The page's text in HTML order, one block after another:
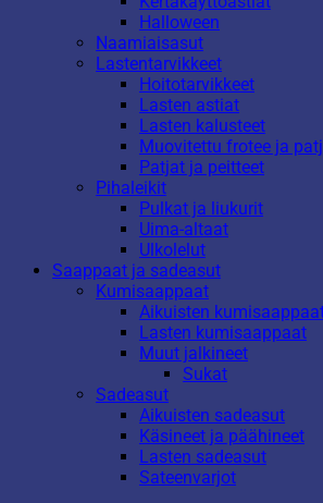
Halloween
Naamiaisasut
Lastentarvikkeet
Hoitotarvikkeet
Lasten astiat
Lasten kalusteet
Muovitettu frotee ja
Patjat ja peitteet
Pihaleikit
Pulkat ja liukurit
Uima-altaat
Ulkolelut
Saappaat ja sadeasut
Kumisaappaat
Aikuisten
Lasten kumisaappaat
Muut jalkineet
Sukat
Sadeasut
Aikuisten sadeasut
Käsineet ja päähineet
Lasten sadeasut
Sateenvarjot